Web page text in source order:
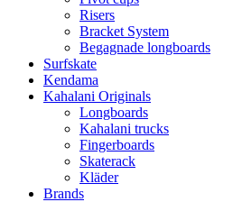
Risers
Bracket System
Begagnade longboards
Surfskate
Kendama
Kahalani Originals
Longboards
Kahalani trucks
Fingerboards
Skaterack
Kläder
Brands